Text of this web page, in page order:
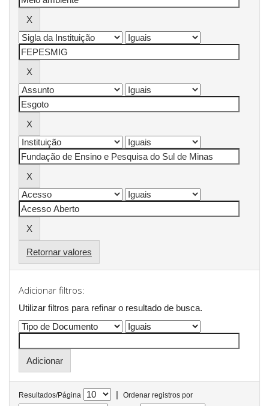
Retornar valores
Adicionar filtros:
Utilizar filtros para refinar o resultado de busca.
Resultados/Página |
Ordenar registros por